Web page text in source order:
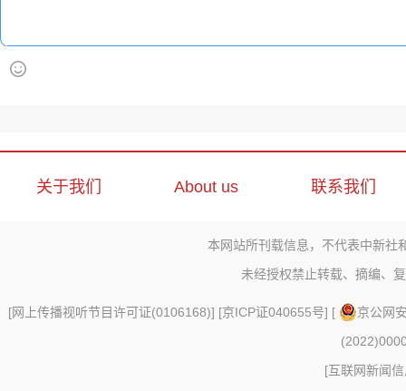
关于我们 About us 联系我们
本网站所刊载信息，不代表中新社
未经授权禁止转载、摘编、
[网上传播视听节目许可证(0106168)] [京ICP证040655号] [
京公网
[互联网新闻